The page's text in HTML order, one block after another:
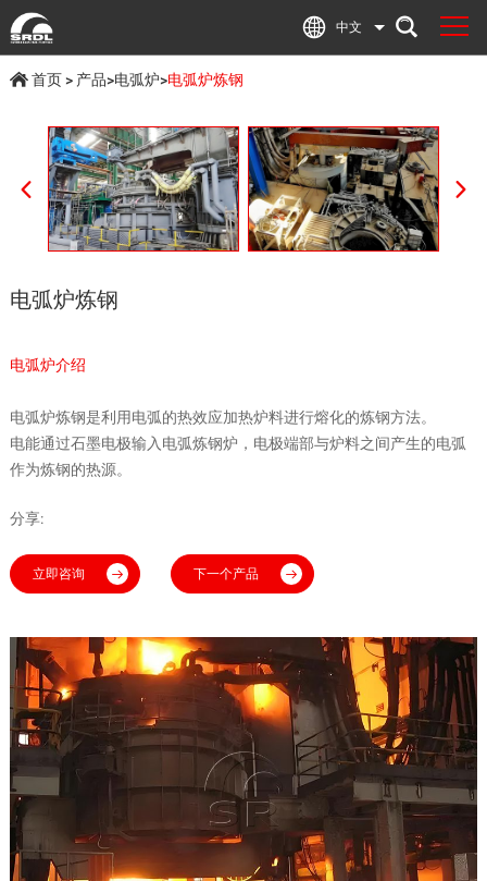
中文
首页> 产品>电弧炉>电弧炉炼钢
电弧炉炼钢
电弧炉介绍
电弧炉炼钢是利用电弧的热效应加热炉料进行熔化的炼钢方法。
电能通过石墨电极输入电弧炼钢炉，电极端部与炉料之间产生的电弧
作为炼钢的热源。
分享:
立即咨询 下一个产品